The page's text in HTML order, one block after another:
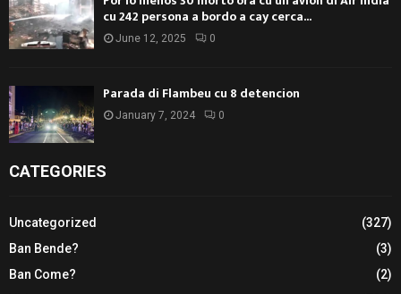
cu 242 persona a bordo a cay cerca...
June 12, 2025 0
Parada di Flambeu cu 8 detencion
January 7, 2024 0
CATEGORIES
Uncategorized
(327)
Ban Bende?
(3)
Ban Come?
(2)